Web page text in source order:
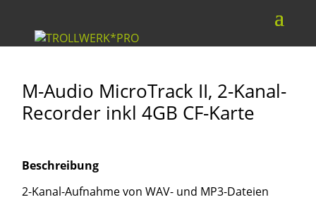
M-Audio MicroTrack II, 2-Kanal-
Recorder inkl 4GB CF-Karte
Beschreibung
2-Kanal-Aufnahme von WAV- und MP3-Dateien